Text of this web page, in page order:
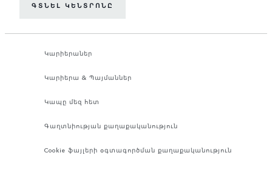
ԳՏՆԵԼ ԿԵՆՏՐՈՆԸ
Կարիերաներ
Կարիերա & Պայմաններ
Կապը մեզ հետ
Գաղտնիության քաղաքականություն
Cookie ֆայլերի օգտագործման քաղաքականություն